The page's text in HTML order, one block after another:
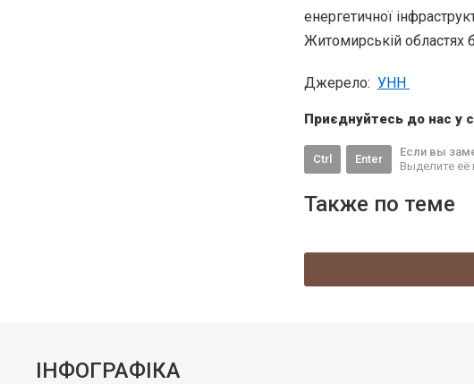
енергетичної
Житомирській областях
Джерело: УНН
Приєднуйтесь до нас у
Ctrl Enter
Если вы
Выделите её
Также по теме
ІНФОГРАФІКА